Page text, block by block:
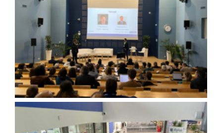
Début de la soirée Digital Night